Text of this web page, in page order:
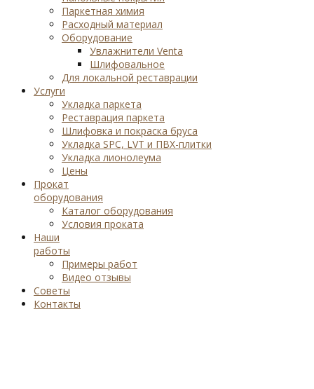
Паркетная химия
Расходный материал
Оборудование
Увлажнители Venta
Шлифовальное
Для локальной реставрации
Услуги
Укладка паркета
Реставрация паркета
Шлифовка и покраска бруса
Укладка SPC, LVT и ПВХ-плитки
Укладка лионолеума
Цены
Прокат
оборудования
Каталог оборудования
Условия проката
Наши
работы
Примеры работ
Видео отзывы
Советы
Контакты